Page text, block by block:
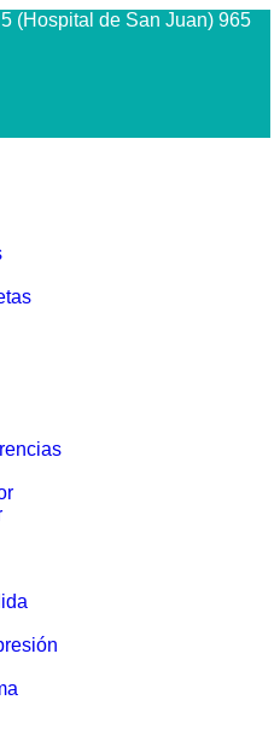
(Hospital de San Juan) 965